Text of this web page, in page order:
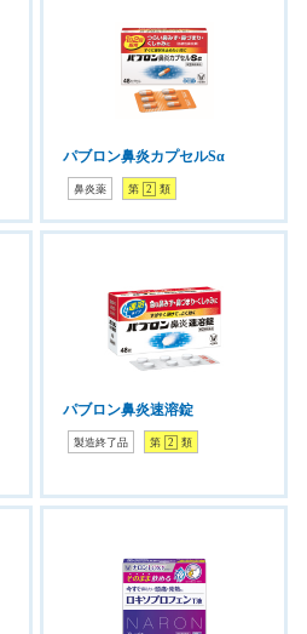
パブロン鼻炎カプセルSα
鼻炎薬 第 2 類
パブロン鼻炎速溶錠
製造終了品 第 2 類